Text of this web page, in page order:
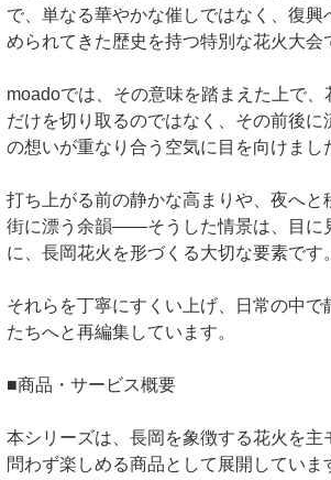
で、単なる華やかな催しではなく、復興
められてきた歴史を持つ特別な花火大会
moadoでは、その意味を踏まえた上で、
だけを切り取るのではなく、その前後に
の想いが重なり合う空気に目を向けまし
打ち上がる前の静かな高まりや、夜へと
街に漂う余韻――そうした情景は、目に
に、長岡花火を形づくる大切な要素です。
それらを丁寧にすくい上げ、日常の中で
たちへと再編集しています。
■商品・サービス概要
本シリーズは、長岡を象徴する花火を主
問わず楽しめる商品として展開していま